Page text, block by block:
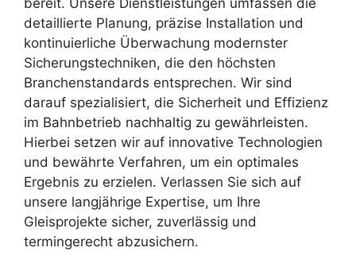
bereit. Unsere Dienstleistungen umfassen die
detaillierte Planung, präzise Installation und
kontinuierliche Überwachung modernster
Sicherungstechniken, die den höchsten
Branchenstandards entsprechen. Wir sind
darauf spezialisiert, die Sicherheit und Effizienz
im Bahnbetrieb nachhaltig zu gewährleisten.
Hierbei setzen wir auf innovative Technologien
und bewährte Verfahren, um ein optimales
Ergebnis zu erzielen. Verlassen Sie sich auf
unsere langjährige Expertise, um Ihre
Gleisprojekte sicher, zuverlässig und
termingerecht abzusichern.